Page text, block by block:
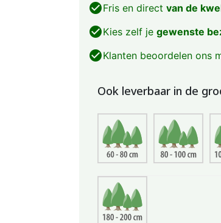
check_circleFris en direct van de
check_circleKies zelf je gewenste
check_circleKlanten beoordelen ons
Ook leverbaar in de